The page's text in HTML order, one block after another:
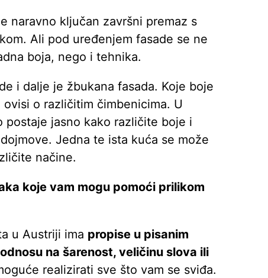
naravno ključan završni premaz s
Ali pod uređenjem fasade se ne
boja, nego i tehnika.
i dalje je žbukana fasada. Koje boje
o različitim čimbenicima. U
postaje jasno kako različite boje i
Jedna te ista kuća se može
načine.
koje vam mogu pomoći prilikom
u Austriji ima propise u pisanim
na šarenost, veličinu slova ili
realizirati sve što vam se sviđa.